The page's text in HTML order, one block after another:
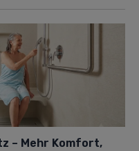
– Mehr Komfort,